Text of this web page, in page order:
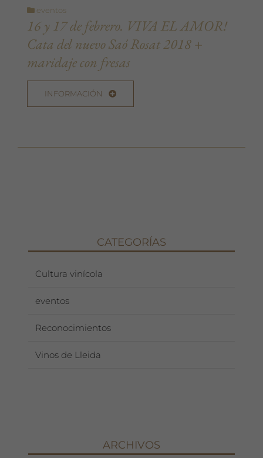
eventos
16 y 17 de febrero. VIVA EL AMOR!
Cata del nuevo Saó Rosat 2018 +
maridaje con fresas
INFORMACIÓN
CATEGORÍAS
Cultura vinícola
eventos
Reconocimientos
Vinos de Lleida
ARCHIVOS